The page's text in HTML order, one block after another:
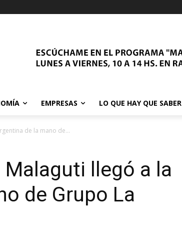
EMPRESAS LO QUE HAY QUE SABER
de la mano de...
llegó a la
de Grupo La